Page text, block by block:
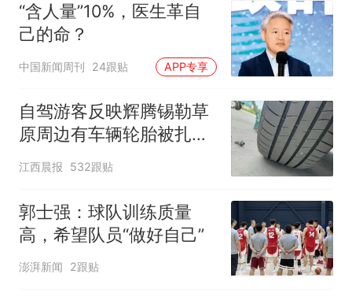
“含人量”10%，医生革自
己的命？
中国新闻周刊 24跟贴 APP专享
自驾游客反映辉腾锡勒草
原周边有车辆轮胎被扎，
修理店铺换胎价格高达千
江西晨报 532跟贴
郭士强：球队训练质量
高，希望队员“做好自己”
澎湃新闻 2跟贴